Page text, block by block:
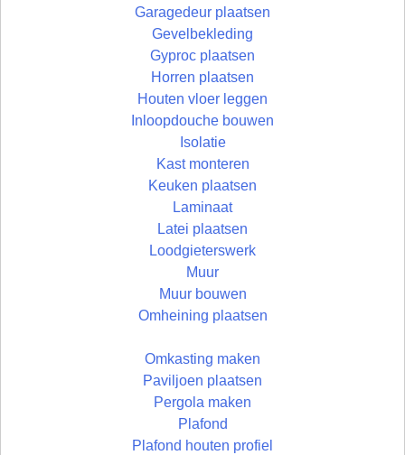
Garagedeur plaatsen
Gevelbekleding
Gyproc plaatsen
Horren plaatsen
Houten vloer leggen
Inloopdouche bouwen
Isolatie
Kast monteren
Keuken plaatsen
Laminaat
Latei plaatsen
Loodgieterswerk
Muur
Muur bouwen
Omheining plaatsen
Omkasting maken
Paviljoen plaatsen
Pergola maken
Plafond
Plafond houten profiel